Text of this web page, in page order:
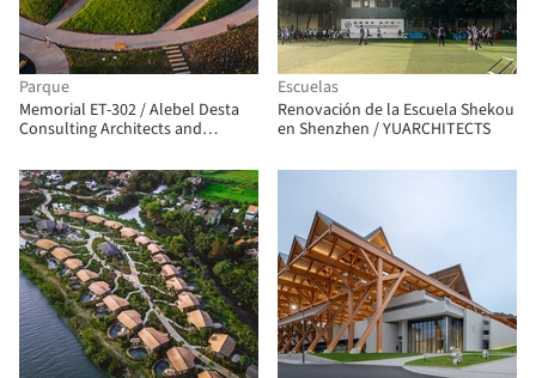
Parque
Memorial ET-302 / Alebel Desta
Consulting Architects and
Escuelas
Renovación de la Escuela Shekou
en Shenzhen / YUARCHITECTS